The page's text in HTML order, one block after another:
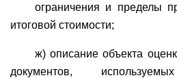
ограничения и пределы
итоговой стоимости;
ж) описание объекта
документов,